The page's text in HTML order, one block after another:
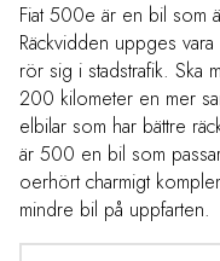
Fiat 500e är en bil som
Räckvidden uppges
rör sig i stadstrafik. Ska
200 kilometer en mer
elbilar som har bättre
är 500 en bil som
oerhört charmigt
mindre bil på uppfarten.